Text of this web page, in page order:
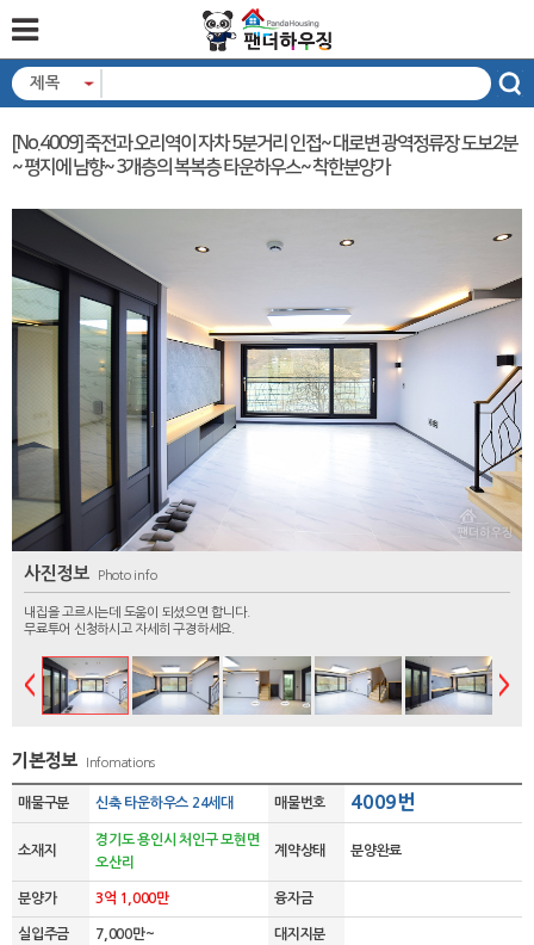
제목
[No.4009] 죽전과 오리역이 자차 5분거리 인접~ 대로변 광역정류장 도보2분
~ 평지에 남향~ 3개층의 복복층 타운하우스~ 착한분양가
사진정보 Photo info
내집을 고르시는데 도움이 되셨으면 합니다.
무료투어 신청하시고 자세히 구경하세요.
기본정보 Infomations
매물구분 신축 타운하우스 24세대 매물번호 4009번
소재지
경기도 용인시 처인구 모현면
오산리
계약상태 분양완료
분양가 3억 1,000만 융자금
실입주금 7,000만~ 대지지분